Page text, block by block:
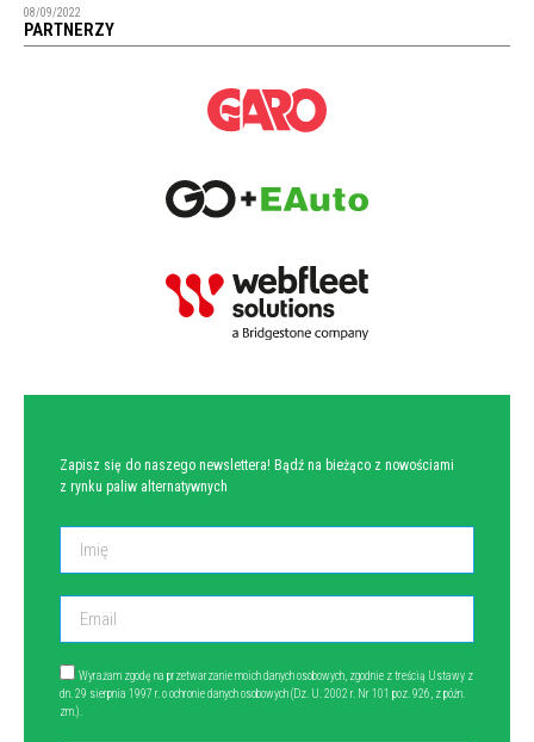
08/09/2022
PARTNERZY
Zapisz się do naszego newslettera! Bądź na bieżąco z nowościami
z rynku paliw alternatywnych
Wyrażam zgodę na przetwarzanie moich danych osobowych, zgodnie z treścią Ustawy z
dn. 29 sierpnia 1997 r. o ochronie danych osobowych (Dz. U. 2002 r. Nr 101 poz. 926, z późn.
zm.).